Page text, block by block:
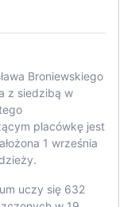
Broniewskiego
z siedzibą w
placówkę jest
1 września
uczy się 632